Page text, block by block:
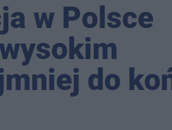
w Polsce
do